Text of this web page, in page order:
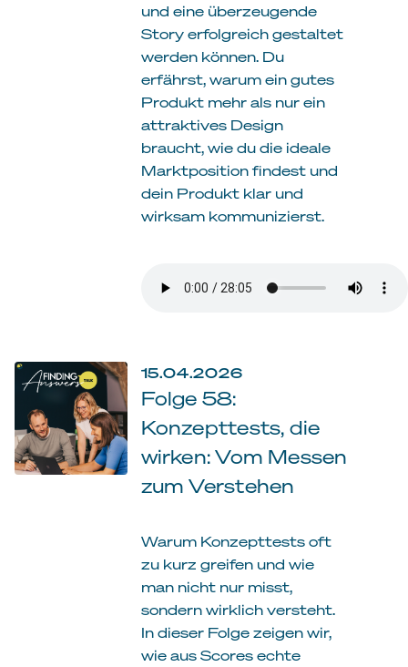
und eine überzeugende
Story erfolgreich gestaltet
werden können. Du
erfährst, warum ein gutes
Produkt mehr als nur ein
attraktives Design
braucht, wie du die ideale
Marktposition findest und
dein Produkt klar und
wirksam kommunizierst.
15.04.2026
Folge 58:
Konzepttests, die
wirken: Vom Messen
zum Verstehen
Warum Konzepttests oft
zu kurz greifen und wie
man nicht nur misst,
sondern wirklich versteht.
In dieser Folge zeigen wir,
wie aus Scores echte